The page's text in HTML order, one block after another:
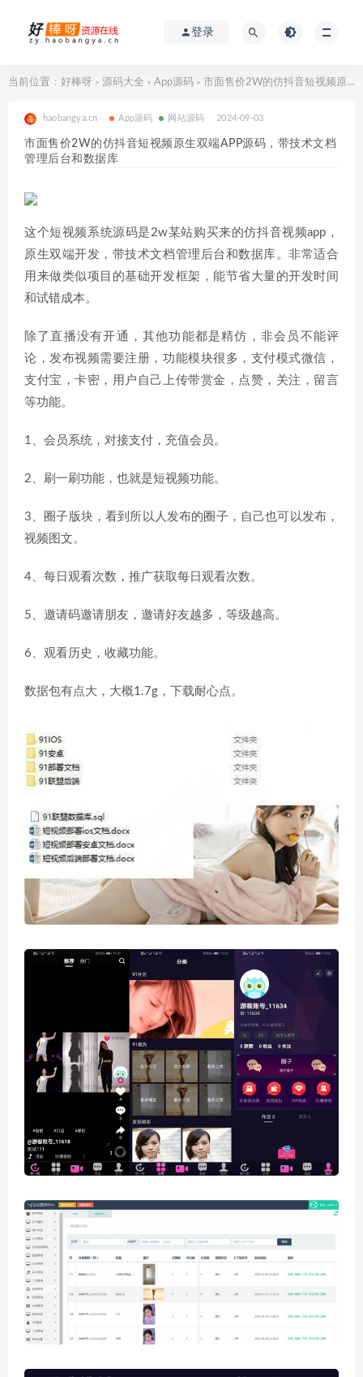
登录
当前位置： 好棒呀 > 源码大全 > App源码 > 市面售价2W的仿抖音短视频原生双端APP源码，带技术文档管理后台和数据库
haobangya.cn App源码 网站源码 2024-09-03
市面售价2W的仿抖音短视频原生双端APP源码，带技术文档
管理后台和数据库
这个短视频系统源码是2w某站购买来的仿抖音视频app，
原生双端开发，带技术文档管理后台和数据库。非常适合
用来做类似项目的基础开发框架，能节省大量的开发时间
和试错成本。
除了直播没有开通，其他功能都是精仿，非会员不能评
论，发布视频需要注册，功能模块很多，支付模式微信，
支付宝，卡密，用户自己上传带赏金，点赞，关注，留言
等功能。
1、会员系统，对接支付，充值会员。
2、刷一刷功能，也就是短视频功能。
3、圈子版块，看到所以人发布的圈子，自己也可以发布，
视频图文。
4、每日观看次数，推广获取每日观看次数。
5、邀请码邀请朋友，邀请好友越多，等级越高。
6、观看历史，收藏功能。
数据包有点大，大概1.7g，下载耐心点。